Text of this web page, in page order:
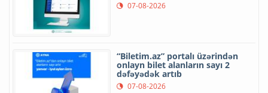
07-08-2026
“Biletim.az” portalı üzərindən
onlayn bilet alanların sayı 2
dəfəyədək artıb
07-08-2026